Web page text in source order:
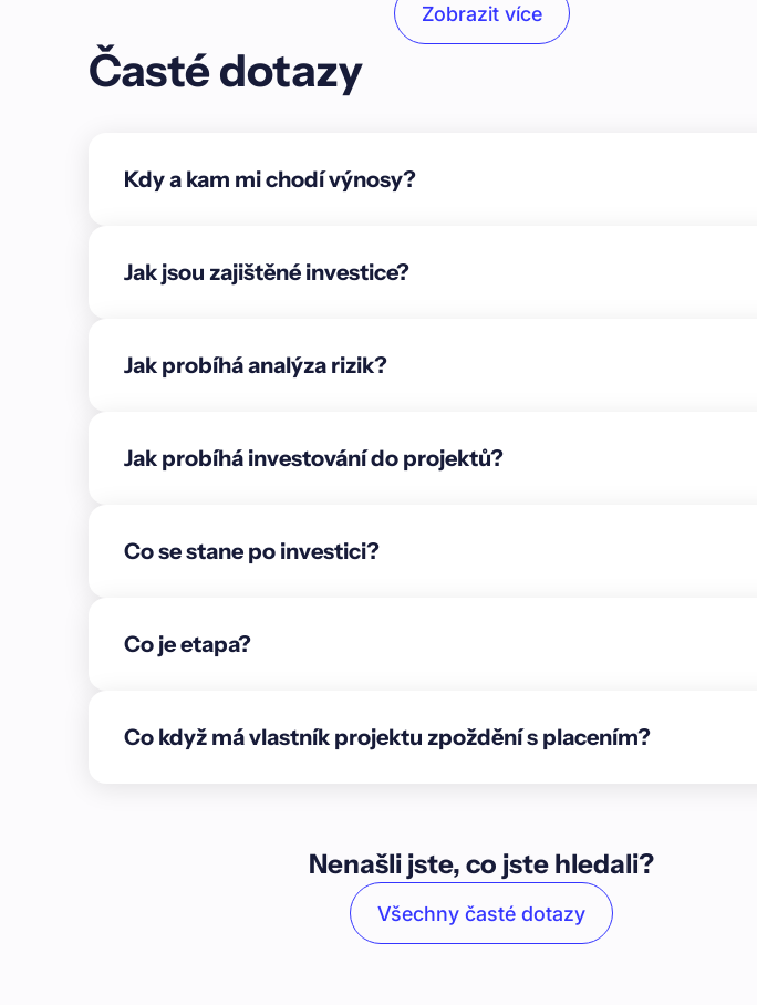
Item A
blocích řadových i solitérních rodinných domů probíhají plynule a v souladu s
výstavby.\n\n* Blok 07–12: Dokončeny jsou základové desky, nosné i nenosné
omítky, podlahové vytápění i anhydritové podlahy. V exteriéru jsou hotové
Dokončeny jsou instalace, SDK konstrukce, omítky, zateplení a finální omítka ve 2.
17 je dokončen jako vzorový, včetně koupelen, schodiště, svítidel, výmaleb a
s podstřešní fólií a zateplením polystyrenem. Proběhlo srovnání terénu pro
dokončena včetně chodníků a parkovacích stání. U solitérních domů jsou
inženýrské sítě i komunikace včetně obrubníků.\n\n* Solitérní rodinné domy:
domů je ve fázi základových desek. Vzorový dům (RD č. 3) je již kompletně
stavebně uzavřen, s finální fasádou, provedenými rozvody, podlahovým topením,
Zobrazit více
Časté dotazy
Kdy a kam mi chodí výnosy?
Jak jsou zajištěné investice?
Jak probíhá analýza rizik?
Jak probíhá investování do projektů?
Co se stane po investici?
Co je etapa?
Co když má vlastník projektu zpoždění s placením?
Nenašli jste, co jste hledali?
Všechny časté dotazy